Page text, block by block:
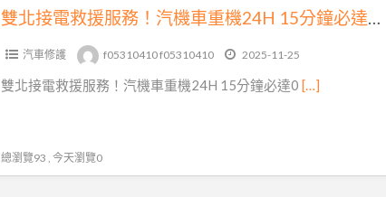
雙北接電救援服務！汽機車重機24H 15分鐘必達0913177311
汽車修護 f05310410 f05310410 2025-11-25
雙北接電救援服務！汽機車重機24H 15分鐘必達0 […]
總瀏覽93 , 今天瀏覽0